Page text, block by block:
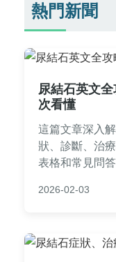
熱門新聞
尿結石英文
次看懂
這篇文章深入
狀、診斷、治
表格和常見問
效應對這個常見
2026-02-03